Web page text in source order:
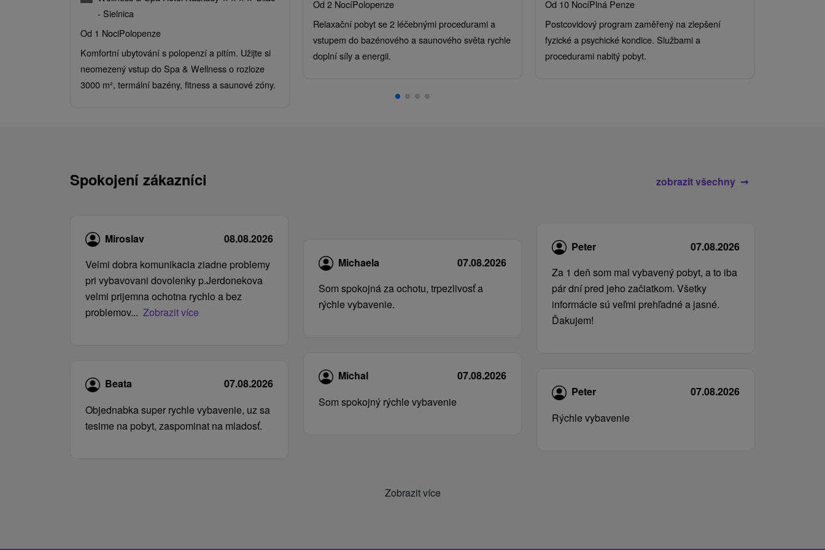
- Sielnica
Od 1 NociPolopenze
Komfortní ubytování s polopenzí a pitím. Užijte si
neomezený vstup do Spa & Wellness o rozloze
3000 m², termální bazény, fitness a saunové zóny.
Od 2 NocíPolopenze
Relaxační pobyt se 2 léčebnými procedurami a
vstupem do bazénového a saunového světa rychle
doplní síly a energii.
Od 10 NocíPlná Penze
Postcovidový program zaměřený na zlepšení
fyzické a psychické kondice. Službami a
procedurami nabitý pobyt.
Spokojení zákazníci zobrazit všechny
Miroslav
08.08.2026
Velmi dobra komunikacia ziadne problemy
pri vybavovani dovolenky p.Jerdonekova
velmi prijemna ochotna rychlo a bez
problemov... Zobrazit více
Beata
07.08.2026
Objednabka super rychle vybavenie, uz sa
tesime na pobyt, zaspominat na mladosť.
Michaela
07.08.2026
Som spokojná za ochotu, trpezlivosť a
rýchle vybavenie.
Michal
07.08.2026
Som spokojný rýchle vybavenie
Peter
07.08.2026
Za 1 deň som mal vybavený pobyt, a to iba
pár dní pred jeho začiatkom. Všetky
informácie sú veľmi prehľadné a jasné.
Ďakujem!
Peter
07.08.2026
Rýchle vybavenie
Zobrazit více